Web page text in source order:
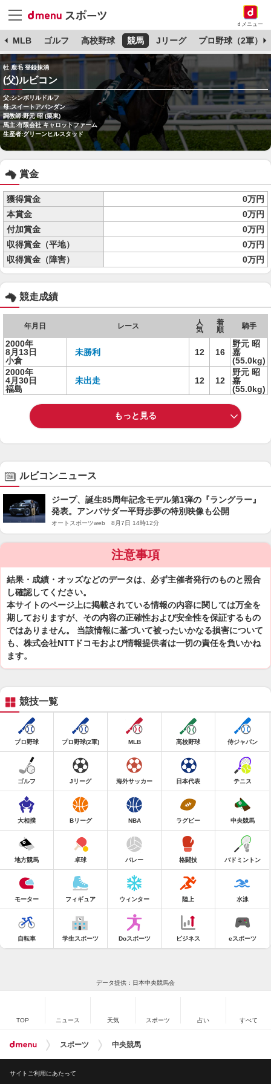
dメニュー
MLB ゴルフ 高校野球 競馬 Jリーグ プロ野球（2軍）
牡 鹿毛 登録抹消
(父)ルビコン
父:シンボリルドルフ
母:スイートアバンダン
調教師:野元 昭 (栗東)
馬主:有限会社 キャロットファーム
生産者:グリーンヒルスタッド
賞金
獲得賞金
0万円
本賞金
0万円
付加賞金
0万円
収得賞金（平地）
0万円
収得賞金（障害）
0万円
競走成績
年月日 レース
人
気
着
順
騎手
2000年
8月13日
小倉
未勝利 12 16
野元 昭
嘉
(55.0kg)
2000年
4月30日
福島
未出走 12 12
野元 昭
嘉
(55.0kg)
もっと見る
ルビコンニュース
ジープ、誕生85周年記念モデル第1弾の『ラングラー』
発表。アンバサダー平野歩夢の特別映像も公開
オートスポーツweb 8月7日 14時12分
注意事項
結果・成績・オッズなどのデータは、必ず主催者発行のものと照合
し確認してください。
本サイトのページ上に掲載されている情報の内容に関しては万全を
期しておりますが、その内容の正確性および安全性を保証するもの
ではありません。 当該情報に基づいて被ったいかなる損害について
も、株式会社NTTドコモおよび情報提供者は一切の責任を負いかね
ます。
競技一覧
プロ野球 プロ野球(2軍) MLB 高校野球 侍ジャパン
ゴルフ Jリーグ 海外サッカー 日本代表 テニス
大相撲 Bリーグ NBA ラグビー 中央競馬
地方競馬 卓球 バレー 格闘技 バドミントン
モーター フィギュア ウィンター 陸上 水泳
自転車 学生スポーツ Doスポーツ ビジネス eスポーツ
データ提供：日本中央競馬会
TOP ニュース 天気 スポーツ 占い すべて
スポーツ 中央競馬
サイトご利用にあたって